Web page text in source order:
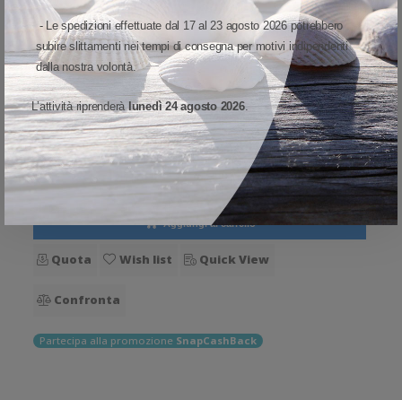
- Le spedizioni effettuate dal 17 al 23 agosto 2026 potrebbero
subire slittamenti nei tempi di consegna per motivi indipendenti
dalla nostra volontà.
L’attività riprenderàlunedì 24 agosto 2026.
ACCESSORI E RICAMBI-ZEBRA
ADP-MC93-CRDCUP-01 - Zebra Adattatore per stazioni di ricarica Datate
Adattatore opzionale per terminali Zebra Zebra Adattatore per
stazioni di ricarica pi vecchie, adatto per: MC9300, MC9400
Accessorio opzionale. Opzionale: Si
55,21 €
Prezzo di listino:69,11 € Imponibile:45,25€ Iva:9,96 €
Disponibile
Aggiungi al carrello
Quota Wish list Quick View
Confronta
Partecipa alla promozione SnapCashBack